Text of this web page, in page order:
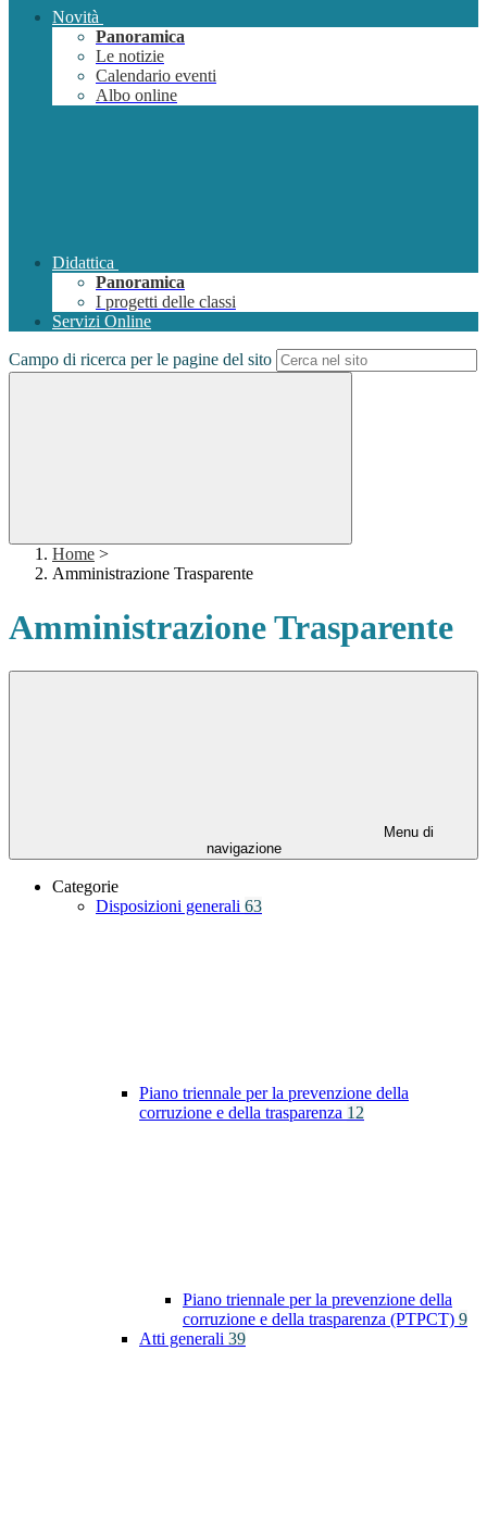
Novità
Panoramica
Le notizie
Calendario eventi
Albo online
Didattica
Panoramica
I progetti delle classi
Servizi Online
Campo di ricerca per le pagine del sito
Home >
Amministrazione Trasparente
Amministrazione Trasparente
Menu di
navigazione
Categorie
Disposizioni generali 63
Piano triennale per la prevenzione della
corruzione e della trasparenza 12
Piano triennale per la prevenzione della
corruzione e della trasparenza (PTPCT) 9
Atti generali 39